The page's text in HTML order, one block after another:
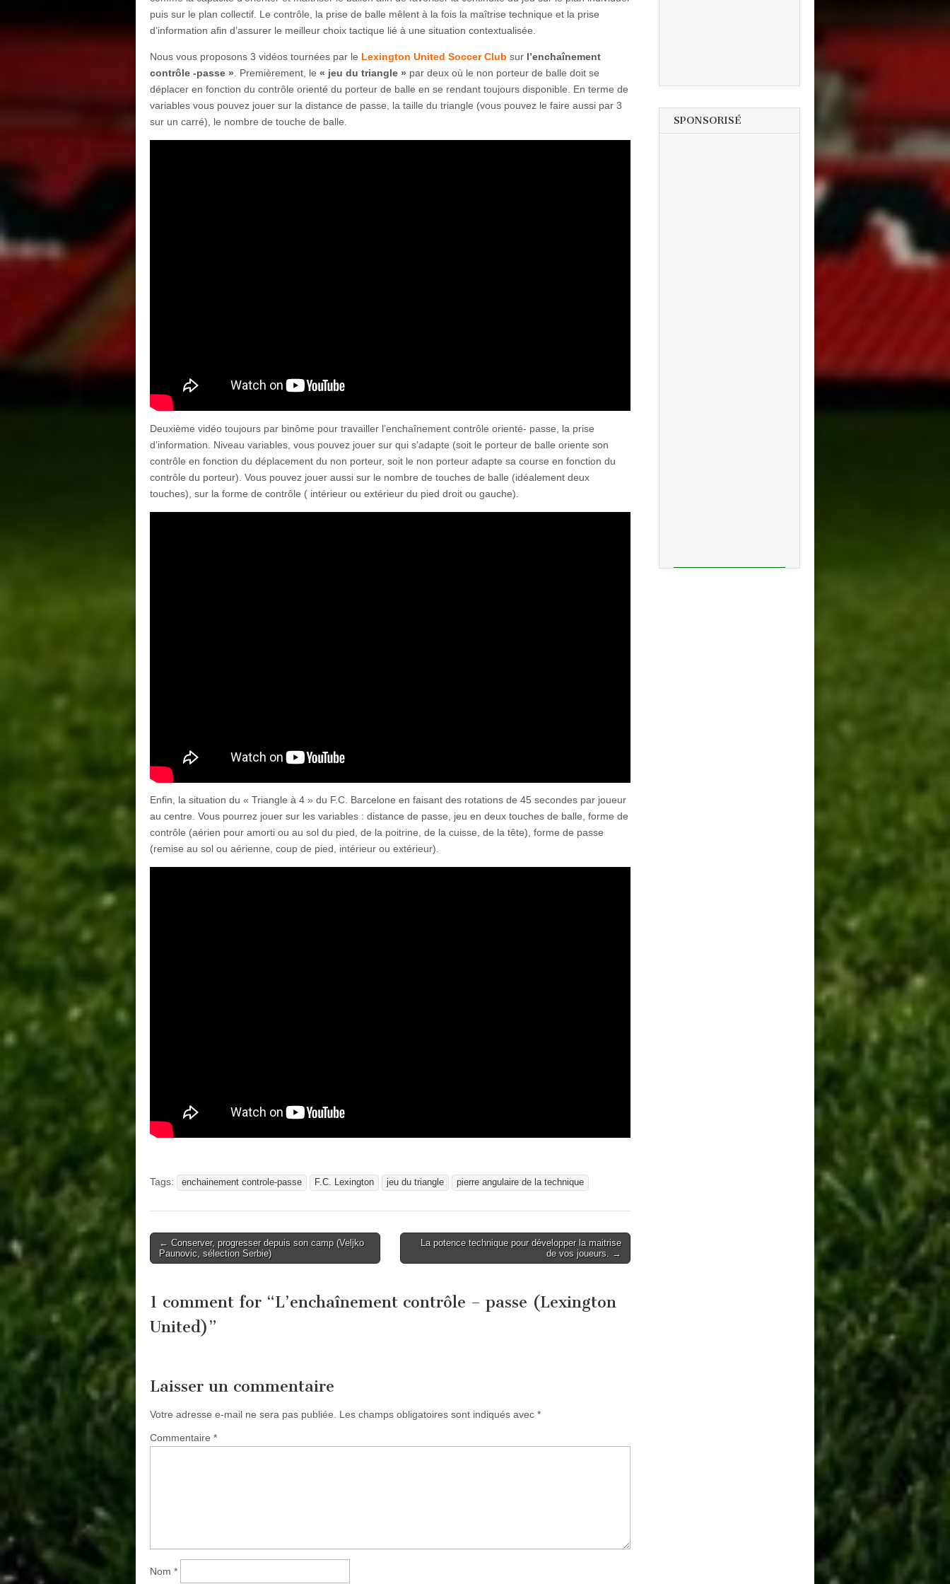
puis sur le plan collectif. Le contrôle, la prise de balle mêlent à la fois la maîtrise technique et la prise
d’information afin d’assurer le meilleur choix tactique lié à une situation contextualisée.
Nous vous proposons 3 vidéos tournées par le Lexington United Soccer Club sur l’enchaînement
contrôle -passe » . Premièrement, le « jeu du triangle » par deux où le non porteur de balle doit se
déplacer en fonction du contrôle orienté du porteur de balle en se rendant toujours disponible. En terme de
variables vous pouvez jouer sur la distance de passe, la taille du triangle (vous pouvez le faire aussi par 3
sur un carré), le nombre de touche de balle.
Deuxième vidéo toujours par binôme pour travailler l’enchaînement contrôle orienté- passe, la prise
d’information. Niveau variables, vous pouvez jouer sur qui s’adapte (soit le porteur de balle oriente son
contrôle en fonction du déplacement du non porteur, soit le non porteur adapte sa course en fonction du
contrôle du porteur). Vous pouvez jouer aussi sur le nombre de touches de balle (idéalement deux
touches), sur la forme de contrôle ( intérieur ou extérieur du pied droit ou gauche).
Enfin, la situation du « Triangle à 4 » du F.C. Barcelone en faisant des rotations de 45 secondes par joueur
au centre. Vous pourrez jouer sur les variables : distance de passe, jeu en deux touches de balle, forme de
contrôle (aérien pour amorti ou au sol du pied, de la poitrine, de la cuisse, de la tête), forme de passe
(remise au sol ou aérienne, coup de pied, intérieur ou extérieur).
Tags: enchainement controle-passe F.C. Lexington jeu du triangle pierre angulaire de la technique
Post
navigation
← Conserver, progresser depuis son camp (Veljko
Paunovic, sélection Serbie)
La potence technique pour développer la maitrise
de vos joueurs. →
1 comment for “L’enchaînement contrôle – passe (Lexington
United)”
Laisser un commentaire
Votre adresse e-mail ne sera pas publiée. Les champs obligatoires sont indiqués avec *
Commentaire *
Nom *
SPONSORISÉ